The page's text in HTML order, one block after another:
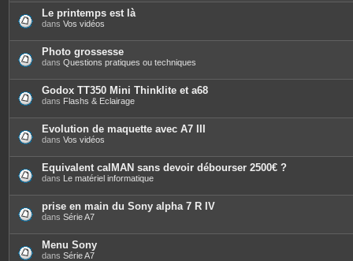
Le printemps est là
dans Vos vidéos
Photo grossesse
dans Questions pratiques ou techniques
Godox TT350 Mini Thinklite et a68
dans Flashs & Eclairage
Evolution de maquette avec A7 III
dans Vos vidéos
Equivalent calMAN sans devoir débourser 2500€ ?
dans Le matériel informatique
prise en main du Sony alpha 7 R IV
dans Série A7
Menu Sony
dans Série A7